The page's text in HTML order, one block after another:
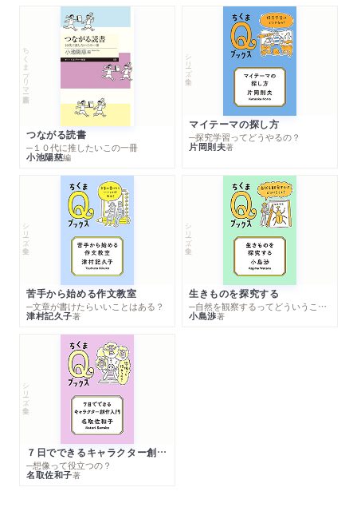
ちくまプリマー新書
つながる読書
─１０代に推したいこの一冊
小池陽慈編
シリーズ・全集
マイテーマの探し方
─探究学習ってどうやるの？
片岡則夫著
シリーズ・全集
苦手から始める作文教室
─文章が書けたらいいことはある？
津村記久子著
シリーズ・全集
生きものを探究する
─自然を観察するってどういうこと？
小島渉著
シリーズ・全集
７日でできるキャラクター創作入門
─想像って役立つの？
名取佐和子著